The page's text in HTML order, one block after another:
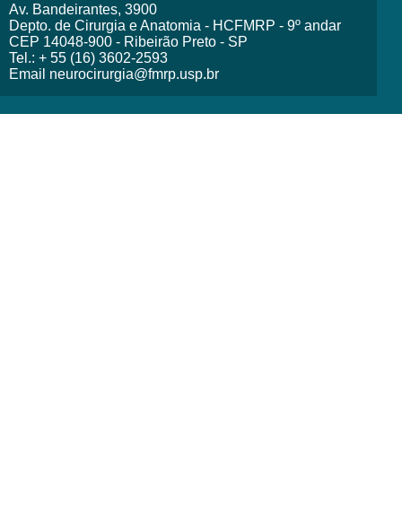
Av. Bandeirantes, 3900
Depto. de Cirurgia e Anatomia - HCFMRP - 9º andar
CEP 14048-900 - Ribeirão Preto - SP
Tel.: + 55 (16) 3602-2593
Email neurocirurgia@fmrp.usp.br